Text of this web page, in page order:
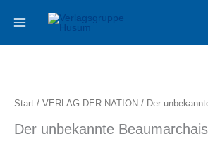
Inhalt
Start / VERLAG DER NATION / Der
Der unbekannte Beaumarchais
Beaumarchais